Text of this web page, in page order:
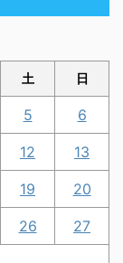
土 日
5 6
12 13
19 20
26 27